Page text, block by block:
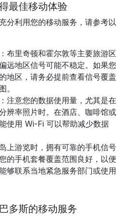
最佳移动体验
分利用您的移动服务 ，请参考以
：布里奇顿和霍尔敦等主要旅游区
远地区信号可能不稳定。如果您
地区，请务必提前查看信号覆盖
。
注意您的数据使用量，尤其是在
辨率照片时。在酒店、咖啡馆或
使用 Wi-Fi 可以帮助减少数据
岛上游览时，拥有可靠的手机信号
的手机套餐覆盖范围良好，以便
够联系当地紧急服务部门或使用
多斯的移动服务